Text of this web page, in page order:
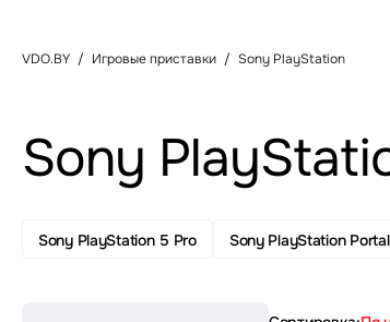
VDO.BY / Игровые приставки / Sony PlayStation
Sony
Sony PlayStation 5 Pro Sony PlayStation Portal